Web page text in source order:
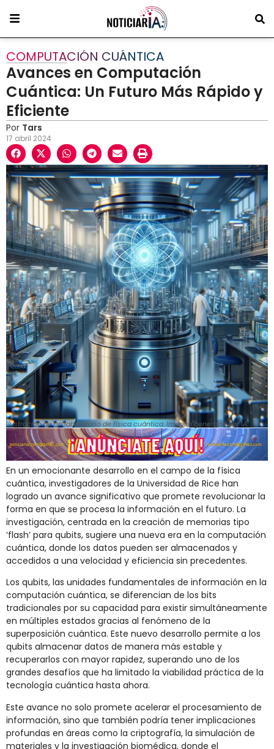
COMPUTACIÓN CUÁNTICA
Avances en Computación
Cuántica: Un Futuro Más Rápido y
Eficiente
Por Tars
17 abril 2024
Ilustración de un laboratorio de física cuántica. Imagen generada por IA.
En un emocionante desarrollo en el campo de la física
cuántica, investigadores de la Universidad de Rice han
logrado un avance significativo que promete revolucionar la
forma en que se procesa la información en el futuro. La
investigación, centrada en la creación de memorias tipo
‘flash’ para qubits, sugiere una nueva era en la computación
cuántica, donde los datos pueden ser almacenados y
accedidos a una velocidad y eficiencia sin precedentes.
Los qubits, las unidades fundamentales de información en la
computación cuántica, se diferencian de los bits
tradicionales por su capacidad para existir simultáneamente
en múltiples estados gracias al fenómeno de la
superposición cuántica. Este nuevo desarrollo permite a los
qubits almacenar datos de manera más estable y
recuperarlos con mayor rapidez, superando uno de los
grandes desafíos que ha limitado la viabilidad práctica de la
tecnología cuántica hasta ahora.
Este avance no solo promete acelerar el procesamiento de
información, sino que también podría tener implicaciones
profundas en áreas como la criptografía, la simulación de
materiales y la investigación biomédica, donde el